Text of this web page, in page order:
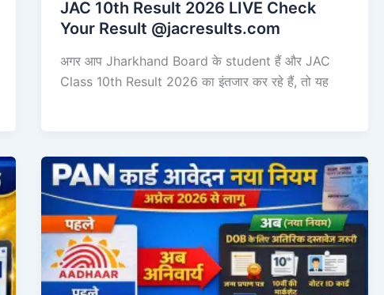
JAC 10th Result 2026 LIVE Check
Your Result @jacresults.com
अगर आप Jharkhand Board के student हैं और JAC
Class 10th Result 2026 का इंतजार कर रहे हैं, तो यह